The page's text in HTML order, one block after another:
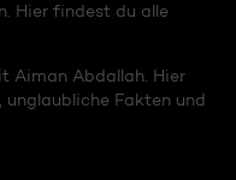
Hier findest du alle
Aiman Abdallah. Hier
Fakten und